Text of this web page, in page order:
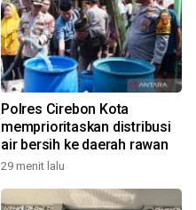
Polres Cirebon Kota
memprioritaskan distribusi
air bersih ke daerah rawan
29 menit lalu